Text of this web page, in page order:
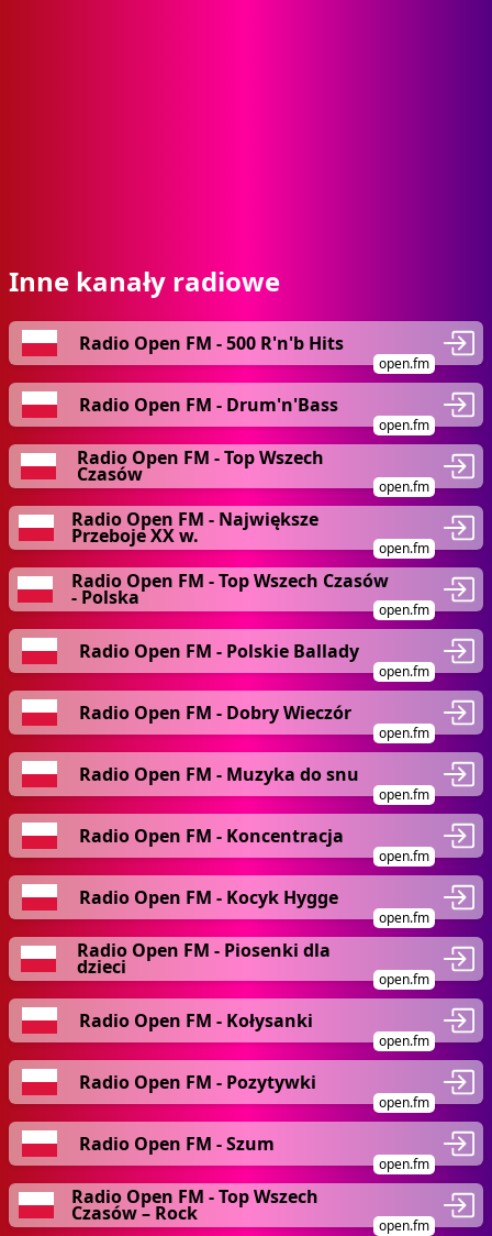
Inne kanały radiowe
Radio Open FM - 500 R'n'b Hits
open.fm
Radio Open FM - Drum'n'Bass
open.fm
Radio Open FM - Top Wszech
Czasów
open.fm
Radio Open FM - Największe
Przeboje XX w.
open.fm
Radio Open FM - Top Wszech Czasów
- Polska
open.fm
Radio Open FM - Polskie Ballady
open.fm
Radio Open FM - Dobry Wieczór
open.fm
Radio Open FM - Muzyka do snu
open.fm
Radio Open FM - Koncentracja
open.fm
Radio Open FM - Kocyk Hygge
open.fm
Radio Open FM - Piosenki dla
dzieci
open.fm
Radio Open FM - Kołysanki
open.fm
Radio Open FM - Pozytywki
open.fm
Radio Open FM - Szum
open.fm
Radio Open FM - Top Wszech
Czasów – Rock
open.fm